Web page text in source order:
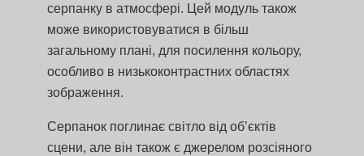
серпанку в атмосфері. Цей модуль також
може використовуватися в більш
загальному плані, для посилення кольору,
особливо в низькоконтрастних областях
зображення.
Серпанок поглинає світло від об’єктів
сцени, але він також є джерелом розсіяного